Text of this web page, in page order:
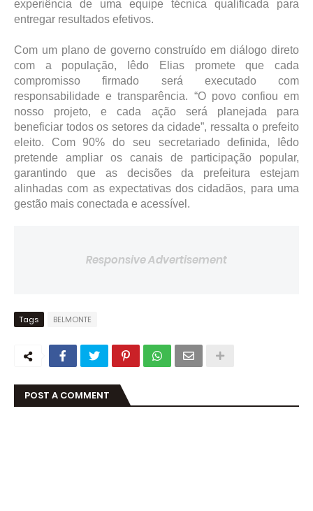
experiência de uma equipe técnica qualificada para
entregar resultados efetivos.
Com um plano de governo construído em diálogo direto
com a população, Iêdo Elias promete que cada
compromisso firmado será executado com
responsabilidade e transparência. “O povo confiou em
nosso projeto, e cada ação será planejada para
beneficiar todos os setores da cidade”, ressalta o prefeito
eleito. Com 90% do seu secretariado definida, Iêdo
pretende ampliar os canais de participação popular,
garantindo que as decisões da prefeitura estejam
alinhadas com as expectativas dos cidadãos, para uma
gestão mais conectada e acessível.
Responsive Advertisement
Tags BELMONTE
POST A COMMENT